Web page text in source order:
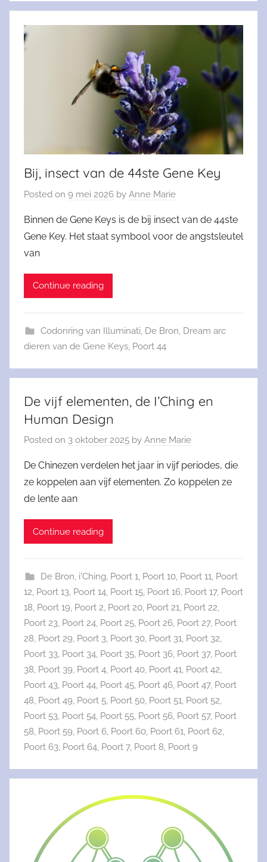
Bij, insect van de 44ste Gene Key
Posted on 9 mei 2026 by Anne Marie
Binnen de Gene Keys is de bij insect van de 44ste
Gene Key. Het staat symbool voor de angstsleutel
van
Continue reading
Codonring van Illuminati, De Bron, Dream arc
dieren van de Gene Keys, Poort 44
De vijf elementen, de I’Ching en
Human Design
Posted on 3 oktober 2025 by Anne Marie
De Chinezen verdelen het jaar in vijf periodes, die
ze koppelen aan vijf elementen. Zo koppelen ze
de lente aan
Continue reading
De Bron, i'Ching, Poort 1, Poort 10, Poort 11, Poort
12, Poort 13, Poort 14, Poort 15, Poort 16, Poort 17, Poort
18, Poort 19, Poort 2, Poort 20, Poort 21, Poort 22,
Poort 23, Poort 24, Poort 25, Poort 26, Poort 27, Poort
28, Poort 29, Poort 3, Poort 30, Poort 31, Poort 32,
Poort 33, Poort 34, Poort 35, Poort 36, Poort 37, Poort
38, Poort 39, Poort 4, Poort 40, Poort 41, Poort 42,
Poort 43, Poort 44, Poort 45, Poort 46, Poort 47, Poort
48, Poort 49, Poort 5, Poort 50, Poort 51, Poort 52,
Poort 53, Poort 54, Poort 55, Poort 56, Poort 57, Poort
58, Poort 59, Poort 6, Poort 60, Poort 61, Poort 62,
Poort 63, Poort 64, Poort 7, Poort 8, Poort 9